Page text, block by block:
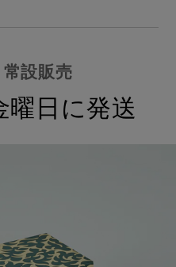
設販売
曜日に発送